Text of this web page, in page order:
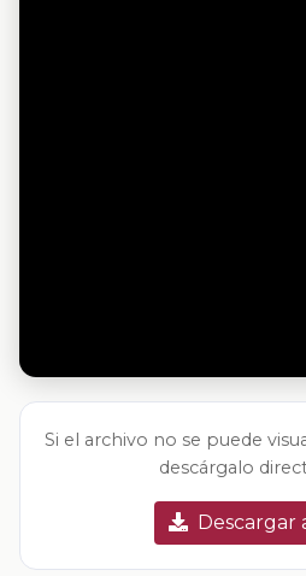
Si el archivo no se puede
descárgalo
Descargar